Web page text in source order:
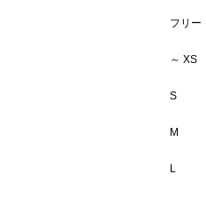
フリー
～ XS
S
M
L